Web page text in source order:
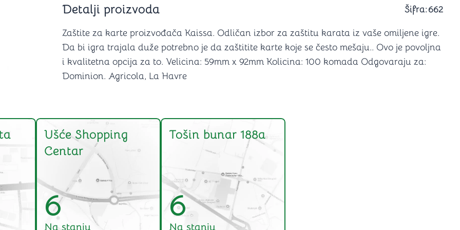
Šah
Domine
4 u 1 igre
Backgammon (Tavla)
Kockice D6 (za Jamb)
Kutijice
Kocke
Ostale mozgalice
Stripovi
Detalji proizvoda Šifra:662
Zaštite za karte proizvođača Kaissa. Odličan izbor za zaštitu karata iz vaše omiljene igre.
Da bi igra trajala duže potrebno je da zaštitite karte koje se često mešaju.. Ovo je povoljna
i kvalitetna opcija za to. Velicina: 59mm x 92mm Kolicina: 100 komada Odgovaraju za:
Dominion. Agricola, La Havre
Ušće Shopping
Centar
6
Na stanju
Tošin bunar 188a
6
Na stanju